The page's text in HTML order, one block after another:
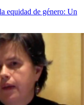
equidad de género: Un